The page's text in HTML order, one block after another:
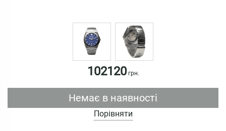
102120грн.
Немає в наявності
Порівняти